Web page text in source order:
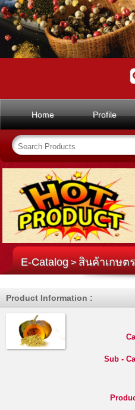
Home Profile
E-Catalog>สินค้าเกษต
Product Information :
Sub -